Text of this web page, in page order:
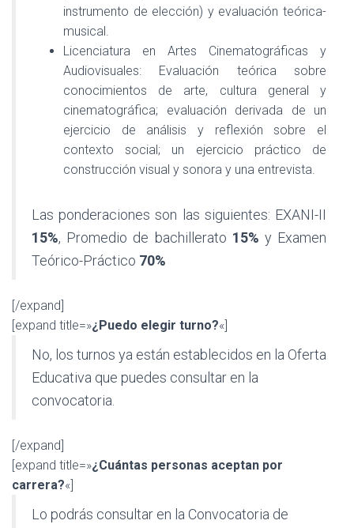
instrumento de elección) y evaluación teórica-
musical.
Licenciatura en Artes Cinematográficas y
Audiovisuales: Evaluación teórica sobre
conocimientos de arte, cultura general y
cinematográfica; evaluación derivada de un
ejercicio de análisis y reflexión sobre el
contexto social; un ejercicio práctico de
construcción visual y sonora y una entrevista.
Las ponderaciones son las siguientes: EXANI-II
15%, Promedio de bachillerato 15% y Examen
Teórico-Práctico 70%
[/expand]
[expand title=»¿Puedo elegir turno?«]
No, los turnos ya están establecidos en la Oferta
Educativa que puedes consultar en la
convocatoria.
[/expand]
[expand title=»¿Cuántas personas aceptan por
carrera?«]
Lo podrás consultar en la Convocatoria de